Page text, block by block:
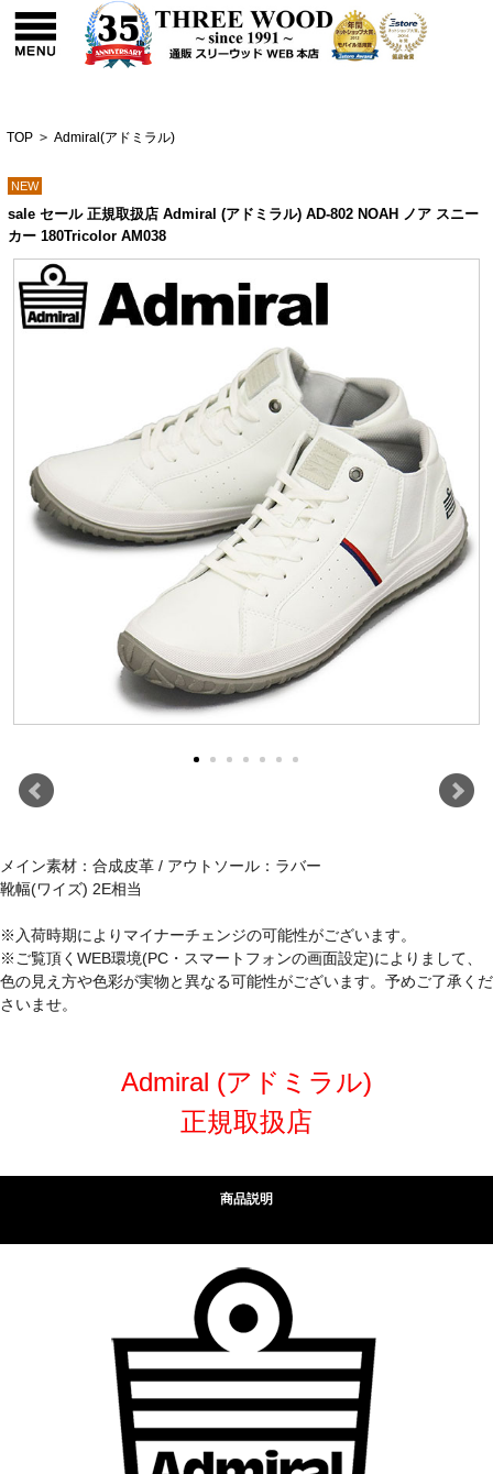
TOP > Admiral(アドミラル)
NEW
sale セール 正規取扱店 Admiral (アドミラル) AD-802 NOAH ノア スニー
カー 180Tricolor AM038
メイン素材：合成皮革 / アウトソール：ラバー
靴幅(ワイズ) 2E相当
※入荷時期によりマイナーチェンジの可能性がございます。
※ご覧頂くWEB環境(PC・スマートフォンの画面設定)によりまして、
色の見え方や色彩が実物と異なる可能性がございます。予めご了承くだ
さいませ。
Admiral (アドミラル)
正規取扱店
商品説明